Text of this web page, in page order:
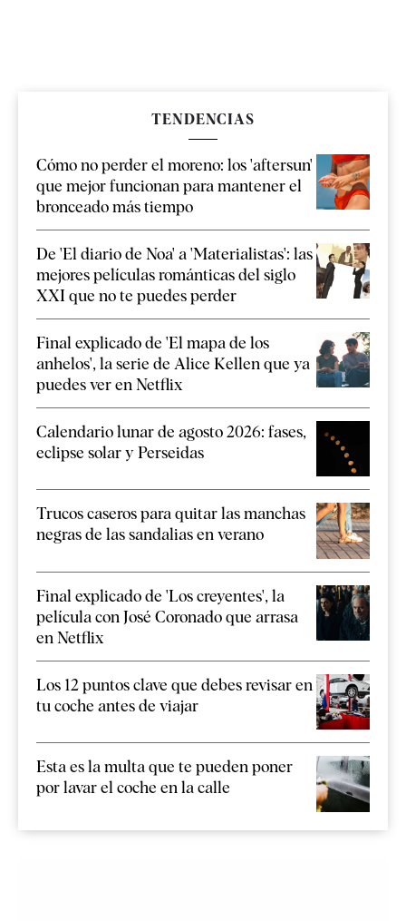
TENDENCIAS
Cómo no perder el moreno: los 'aftersun'
que mejor funcionan para mantener el
bronceado más tiempo
De 'El diario de Noa' a 'Materialistas': las
mejores películas románticas del siglo
XXI que no te puedes perder
Final explicado de 'El mapa de los
anhelos', la serie de Alice Kellen que ya
puedes ver en Netflix
Calendario lunar de agosto 2026: fases,
eclipse solar y Perseidas
Trucos caseros para quitar las manchas
negras de las sandalias en verano
Final explicado de 'Los creyentes', la
película con José Coronado que arrasa
en Netflix
Los 12 puntos clave que debes revisar en
tu coche antes de viajar
Esta es la multa que te pueden poner
por lavar el coche en la calle